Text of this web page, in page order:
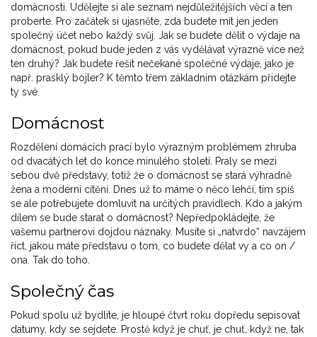
domácnosti. Udělejte si ale seznam nejdůležitějších věcí a ten
proberte. Pro začátek si ujasněte, zda budete mít jen jeden
společný účet nebo každý svůj. Jak se budete dělit o výdaje na
domácnost, pokud bude jeden z vás vydělávat výrazně více než
ten druhý? Jak budete řešit nečekané společné výdaje, jako je
např. prasklý bojler? K těmto třem základním otázkám přidejte
ty své.
Domácnost
Rozdělení domácích prací bylo výrazným problémem zhruba
od dvacátých let do konce minulého století. Praly se mezi
sebou dvě představy, totiž že o domácnost se stará výhradně
žena a moderní cítění. Dnes už to máme o něco lehčí, tím spíš
se ale potřebujete domluvit na určitých pravidlech. Kdo a jakým
dílem se bude starat o domácnost? Nepředpokládejte, že
vašemu partnerovi dojdou náznaky. Musíte si „natvrdo“ navzájem
říct, jakou máte představu o tom, co budete dělat vy a co on /
ona. Tak do toho.
Společný čas
Pokud spolu už bydlíte, je hloupé čtvrt roku dopředu sepisovat
datumy, kdy se sejdete. Prostě když je chuť, je chuť, když ne, tak